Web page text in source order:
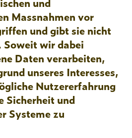
Massnahmen vor
und gibt sie nicht
wir dabei
Daten verarbeiten,
unseres Interesses,
Nutzererfahrung
Sicherheit und
Systeme zu